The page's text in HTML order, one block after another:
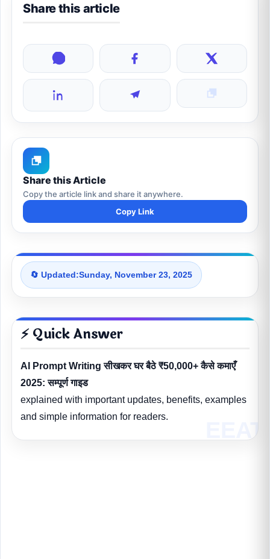
Share this article
Share this Article
Copy the article link and share it anywhere.
Copy Link
🔄 Updated:Sunday, November 23, 2025
⚡ Quick Answer
AI Prompt Writing सीखकर घर बैठे ₹50,000+ कैसे कमाएँ
2025: सम्पूर्ण गाइड
explained with important updates, benefits, examples
and simple information for readers.